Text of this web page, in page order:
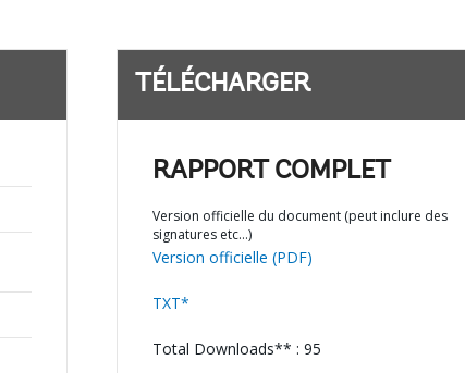
TÉLÉCHARGER
RAPPORT COMPLET
Version officielle du document (peut inclure des
signatures etc…)
Version officielle (PDF)
TXT*
Total Downloads** : 95